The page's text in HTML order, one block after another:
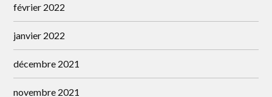
février 2022
janvier 2022
décembre 2021
novembre 2021